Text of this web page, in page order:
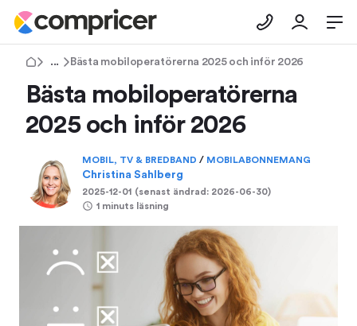
Tips & RådBästa mobiloperatörerna 2025 och inför 2026
Bästa mobiloperatörerna
2025 och inför 2026
MOBIL, TV & BREDBAND/ MOBILABONNEMANG
Christina Sahlberg
2025-12-01 (senast ändrad: 2026-06-30)
1 minuts läsning